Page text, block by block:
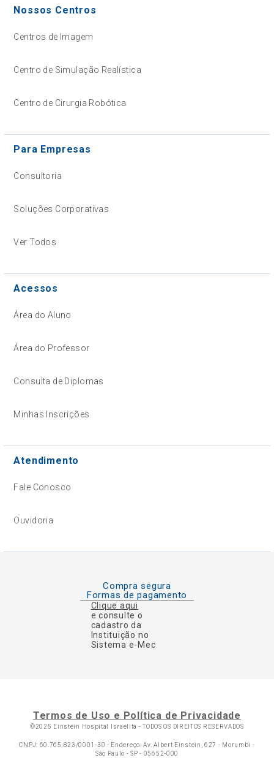
Nossos Centros
Centros de Imagem
Centro de Simulação Realística
Centro de Cirurgia Robótica
Para Empresas
Consultoria
Soluções Corporativas
Ver Todos
Acessos
Área do Aluno
Área do Professor
Consulta de Diplomas
Minhas Inscrições
Atendimento
Fale Conosco
Ouvidoria
Compra segura
Formas de pagamento
Clique aqui
e consulte o
cadastro da
Instituição no
Sistema e-Mec
Termos de Uso e Política de Privacidade
©2025 Einstein Hospital Israelita -TODOS OS DIREITOS RESERVADOS
CNPJ: 60.765.823/0001-30 - Endereço: Av. Albert Einstein, 627 - Morumbi -
São Paulo - SP - 05652-000